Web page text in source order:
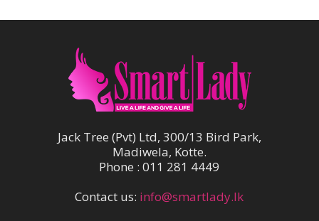
Jack Tree (Pvt) Ltd, 300/13 Bird Park,
Madiwela, Kotte.
Phone : 011 281 4449
Contact us: info@smartlady.lk